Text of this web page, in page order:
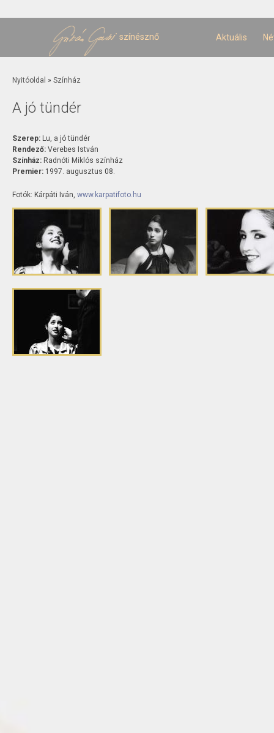
színésznő Aktuális
Jelenlegi hely
Nyitóoldal » Színház
A jó tündér
Szerep: Lu, a jó tündér
Rendező: Verebes István
Színház: Radnóti Miklós színház
Premier: 1997. augusztus 08.
Fotók: Kárpáti Iván, www.karpatifoto.hu